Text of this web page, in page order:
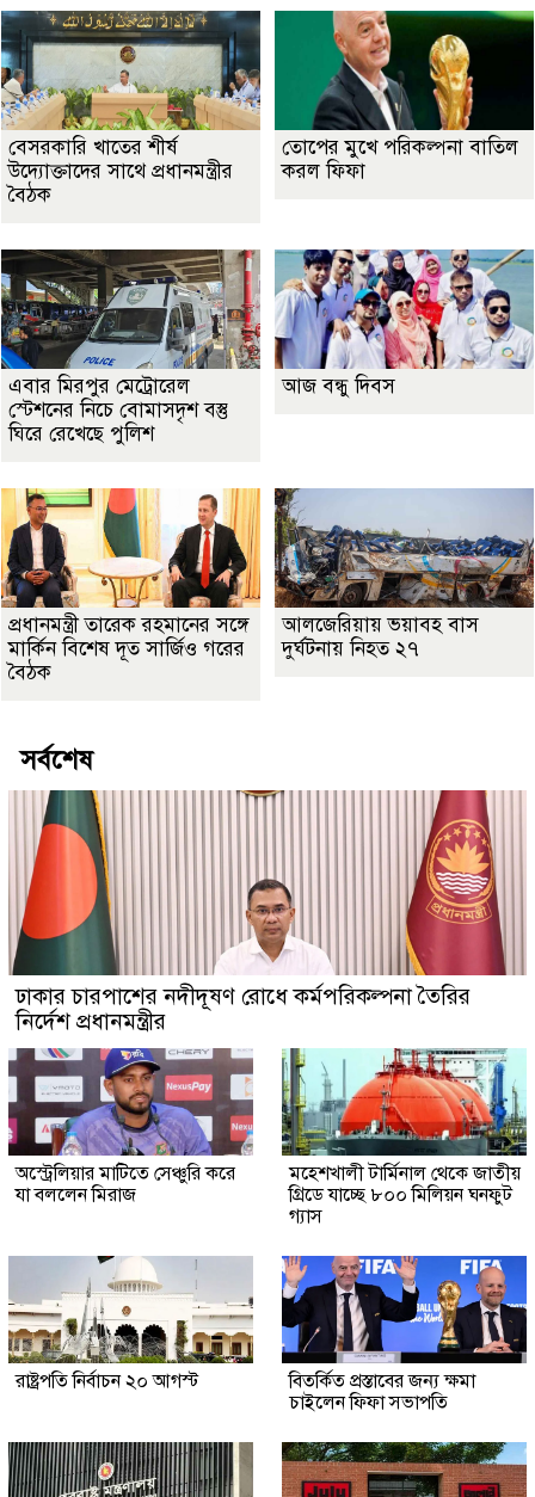
বেসরকারি খাতের শীর্ষ
উদ্যোক্তাদের সাথে প্রধানমন্ত্রীর
বৈঠক
তোপের মুখে পরিকল্পনা বাতিল
করল ফিফা
এবার মিরপুর মেট্রোরেল
স্টেশনের নিচে বোমাসদৃশ বস্তু
ঘিরে রেখেছে পুলিশ
আজ বন্ধু দিবস
প্রধানমন্ত্রী তারেক রহমানের সঙ্গে
মার্কিন বিশেষ দূত সার্জিও গরের
বৈঠক
আলজেরিয়ায় ভয়াবহ বাস
দুর্ঘটনায় নিহত ২৭
সর্বশেষ
ঢাকার চারপাশের নদীদূষণ রোধে কর্মপরিকল্পনা তৈরির
নির্দেশ প্রধানমন্ত্রীর
অস্ট্রেলিয়ার মাটিতে সেঞ্চুরি করে
যা বললেন মিরাজ
মহেশখালী টার্মিনাল থেকে জাতীয়
গ্রিডে যাচ্ছে ৮০০ মিলিয়ন ঘনফুট
গ্যাস
রাষ্ট্রপতি নির্বাচন ২০ আগস্ট
বিতর্কিত প্রস্তাবের জন্য ক্ষমা
চাইলেন ফিফা সভাপতি